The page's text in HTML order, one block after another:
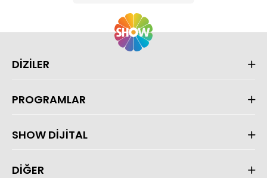
DİZİLER
PROGRAMLAR
SHOW DİJİTAL
DİĞER